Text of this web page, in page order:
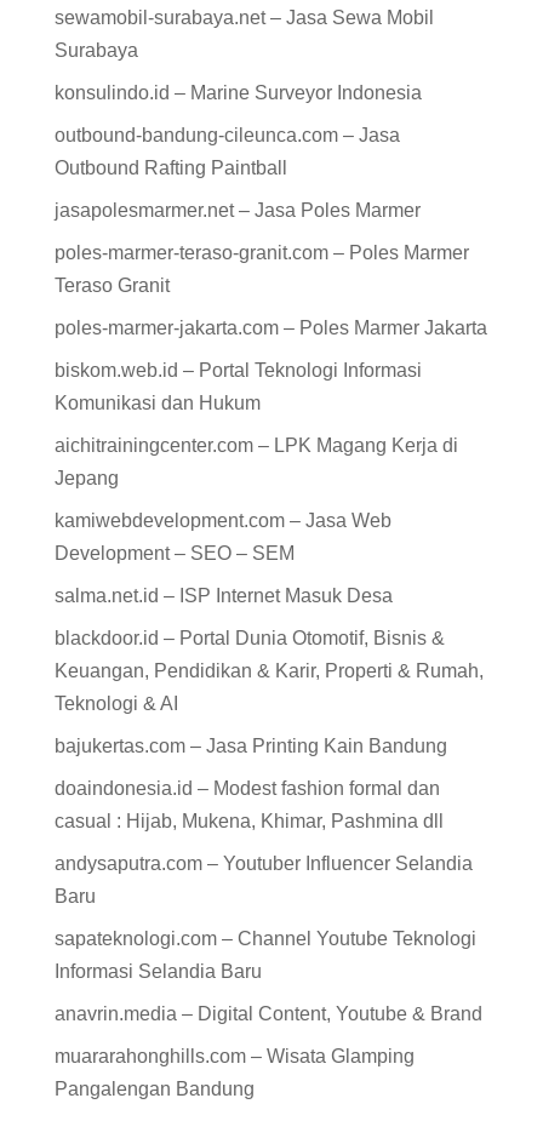
sewamobil-surabaya.net – Jasa Sewa Mobil
Surabaya
konsulindo.id – Marine Surveyor Indonesia
outbound-bandung-cileunca.com – Jasa
Outbound Rafting Paintball
jasapolesmarmer.net – Jasa Poles Marmer
poles-marmer-teraso-granit.com – Poles Marmer
Teraso Granit
poles-marmer-jakarta.com – Poles Marmer Jakarta
biskom.web.id – Portal Teknologi Informasi
Komunikasi dan Hukum
aichitrainingcenter.com – LPK Magang Kerja di
Jepang
kamiwebdevelopment.com – Jasa Web
Development – SEO – SEM
salma.net.id – ISP Internet Masuk Desa
blackdoor.id – Portal Dunia Otomotif, Bisnis &
Keuangan, Pendidikan & Karir, Properti & Rumah,
Teknologi & AI
bajukertas.com – Jasa Printing Kain Bandung
doaindonesia.id – Modest fashion formal dan
casual : Hijab, Mukena, Khimar, Pashmina dll
andysaputra.com – Youtuber Influencer Selandia
Baru
sapateknologi.com – Channel Youtube Teknologi
Informasi Selandia Baru
anavrin.media – Digital Content, Youtube & Brand
muararahonghills.com – Wisata Glamping
Pangalengan Bandung